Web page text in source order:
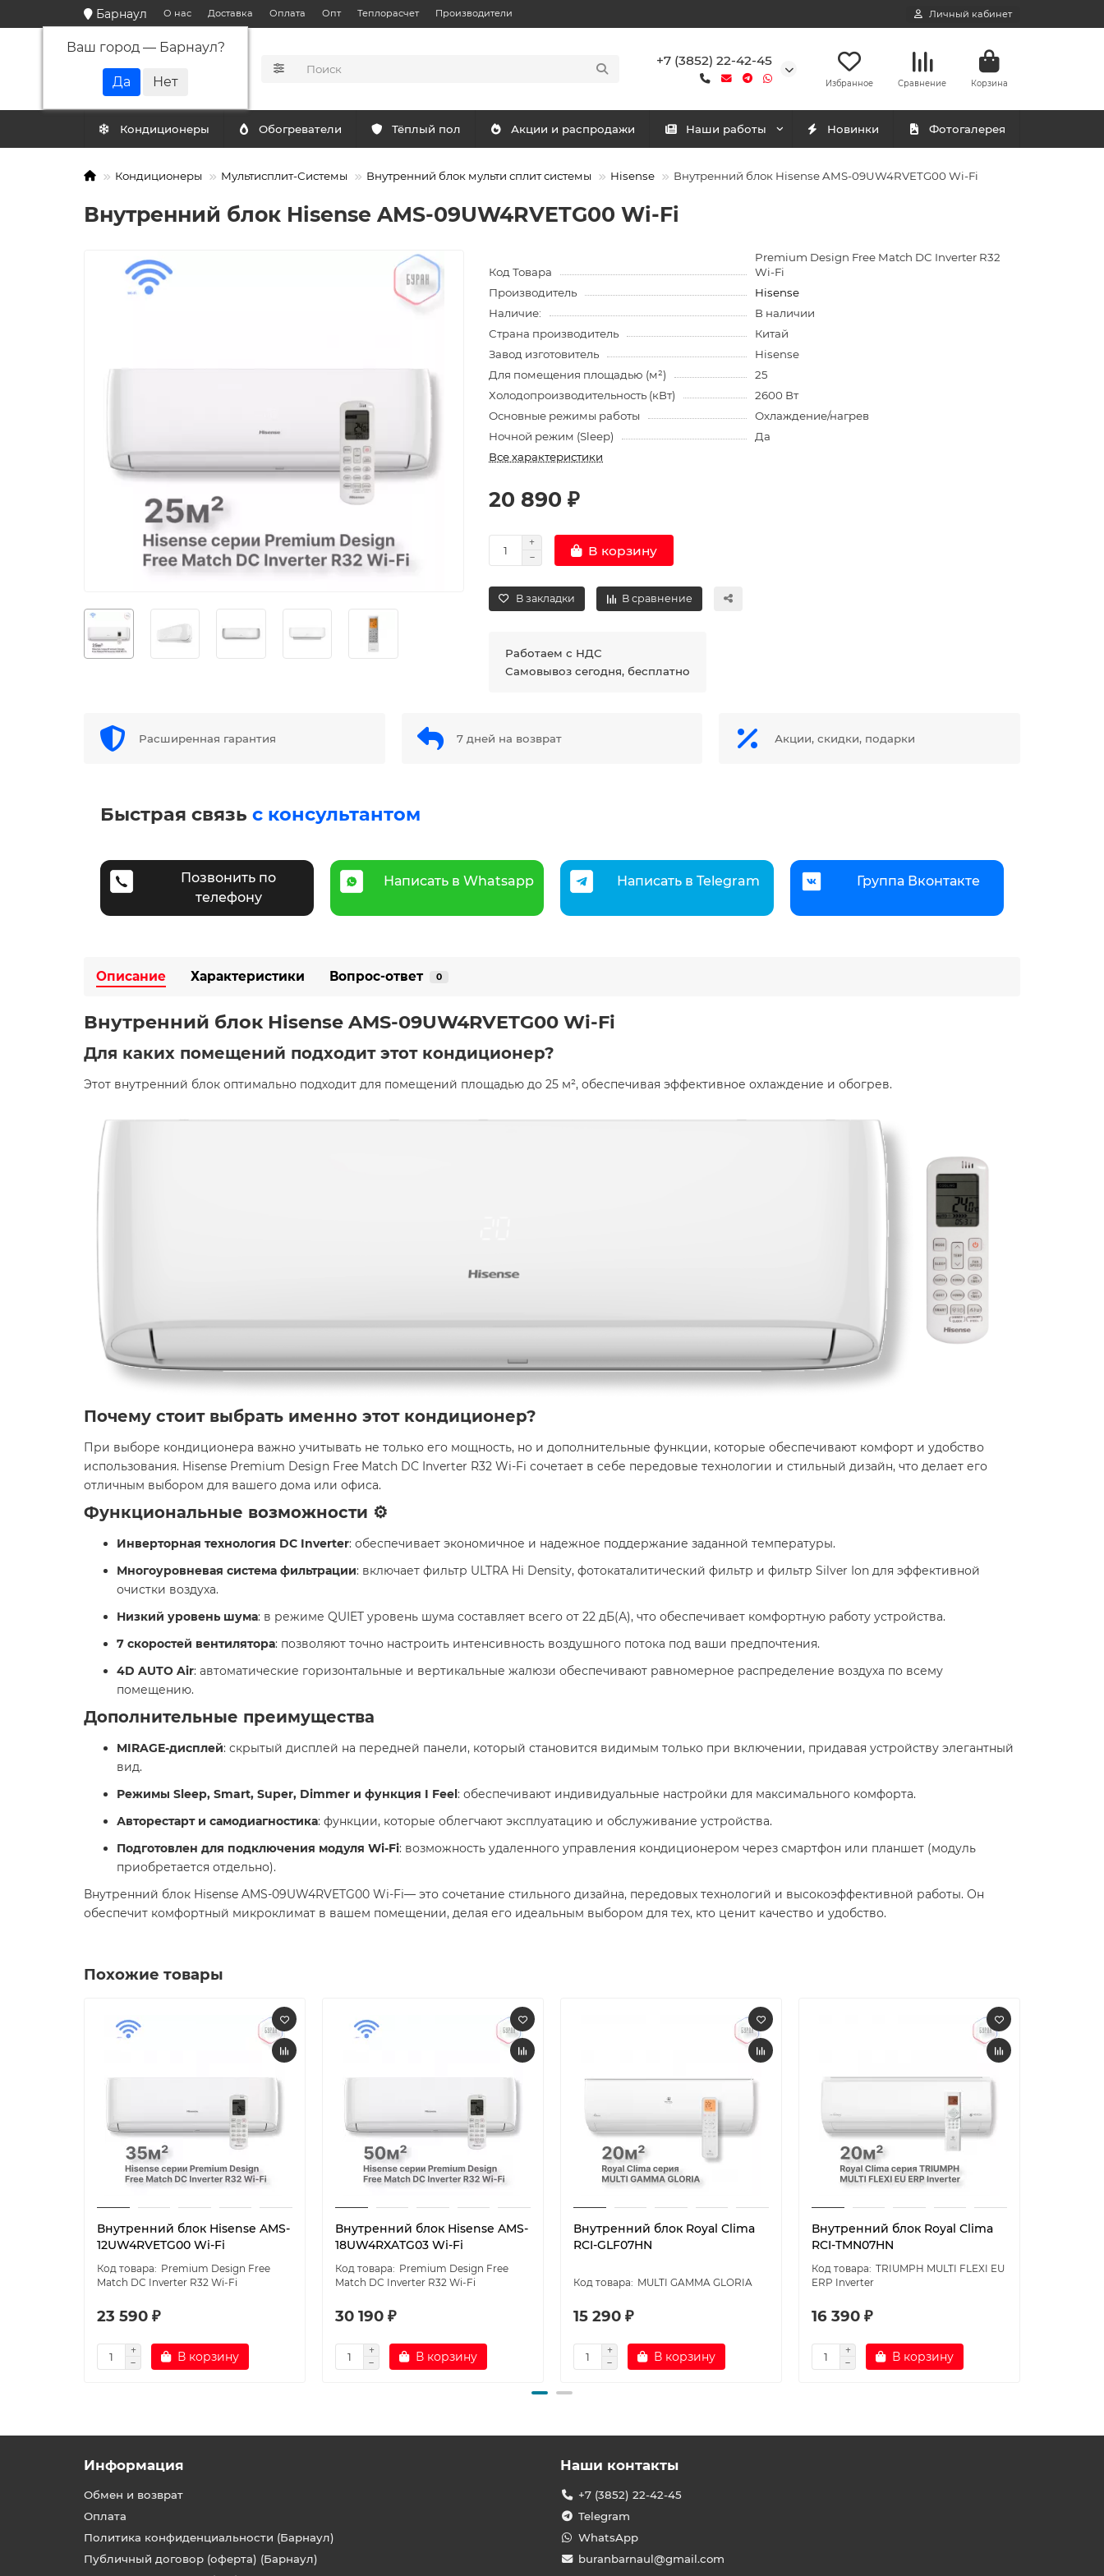
Барнаул
Ваш город — Барнаул?
О нас Доставка Оплата Опт Теплорасчет Производители Личный кабинет
+7 (3852) 22-42-45
Избранное Сравнение Корзина
Кондиционеры Обогреватели Тёплый пол Акции и распродажи Наши работы Новинки Фотогалерея
Кондиционеры Мультисплит-Системы Внутренний блок мульти сплит системы Hisense Внутренний блок Hisense AMS-09UW4RVETG00 Wi-Fi
Внутренний блок Hisense AMS-09UW4RVETG00 Wi-Fi
Код Товара
Premium Design Free Match DC Inverter R32
Wi-Fi
Производитель
Hisense
Наличие:
В наличии
Страна производитель
Китай
Завод изготовитель
Hisense
Для помещения площадью (м²)
25
Холодопроизводительность (кВт)
2600 Вт
Основные режимы работы
Охлаждение/нагрев
Ночной режим (Sleep)
Да
Все характеристики
20 890 ₽
В корзину
В закладки В сравнение
Работаем с НДС
Самовывоз сегодня, бесплатно
Расширенная гарантия 7 дней на возврат Акции, скидки, подарки
Быстрая связь с консультантом
Позвонить по
телефону
Написать в Whatsapp Написать в Telegram Группа Вконтакте
Описание Характеристики Вопрос-ответ 0
Внутренний блок Hisense AMS-09UW4RVETG00 Wi-Fi
Для каких помещений подходит этот кондиционер?
Этот внутренний блок оптимально подходит для помещений площадью до 25 м², обеспечивая эффективное охлаждение и обогрев.
Почему стоит выбрать именно этот кондиционер?
При выборе кондиционера важно учитывать не только его мощность, но и дополнительные функции, которые обеспечивают комфорт и удобство
использования. Hisense Premium Design Free Match DC Inverter R32 Wi-Fi сочетает в себе передовые технологии и стильный дизайн, что делает его
отличным выбором для вашего дома или офиса.
Функциональные возможности ⚙️
Инверторная технология DC Inverter: обеспечивает экономичное и надежное поддержание заданной температуры.
Многоуровневая система фильтрации: включает фильтр ULTRA Hi Density, фотокаталитический фильтр и фильтр Silver Ion для эффективной
очистки воздуха.
Низкий уровень шума: в режиме QUIET уровень шума составляет всего от 22 дБ(А), что обеспечивает комфортную работу устройства.
7 скоростей вентилятора: позволяют точно настроить интенсивность воздушного потока под ваши предпочтения.
4D AUTO Air: автоматические горизонтальные и вертикальные жалюзи обеспечивают равномерное распределение воздуха по всему
помещению.
Дополнительные преимущества
MIRAGE-дисплей: скрытый дисплей на передней панели, который становится видимым только при включении, придавая устройству элегантный
вид.
Режимы Sleep, Smart, Super, Dimmer и функция I Feel: обеспечивают индивидуальные настройки для максимального комфорта.
Авторестарт и самодиагностика: функции, которые облегчают эксплуатацию и обслуживание устройства.
Подготовлен для подключения модуля Wi-Fi: возможность удаленного управления кондиционером через смартфон или планшет (модуль
приобретается отдельно).
Внутренний блок Hisense AMS-09UW4RVETG00 Wi-Fi— это сочетание стильного дизайна, передовых технологий и высокоэффективной работы. Он
обеспечит комфортный микроклимат в вашем помещении, делая его идеальным выбором для тех, кто ценит качество и удобство.
Похожие товары
Внутренний блок Hisense AMS-
12UW4RVETG00 Wi-Fi
Premium Design Free
Match DC Inverter R32 Wi-Fi
23 590 ₽
В корзину
Внутренний блок Hisense AMS-
18UW4RXATG03 Wi-Fi
Premium Design Free
Match DC Inverter R32 Wi-Fi
30 190 ₽
В корзину
Внутренний блок Royal Clima
RCI-GLF07HN
MULTI GAMMA GLORIA
15 290 ₽
В корзину
Внутренний блок Royal Clima
RCI-TMN07HN
TRIUMPH MULTI FLEXI EU
ERP Inverter
16 390 ₽
В корзину
Информация
Обмен и возврат
Оплата
Политика конфиденциальности (Барнаул)
Публичный договор (оферта) (Барнаул)
Наши контакты
+7 (3852) 22-42-45
Telegram
WhatsApp
buranbarnaul@gmail.com